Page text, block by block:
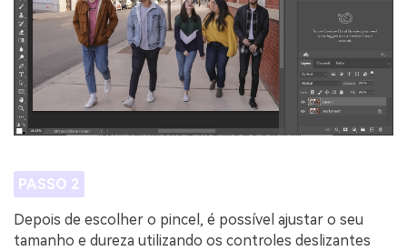
PASSO 2
Depois de escolher o pincel, é possível ajustar o seu
tamanho e dureza utilizando os controles deslizantes